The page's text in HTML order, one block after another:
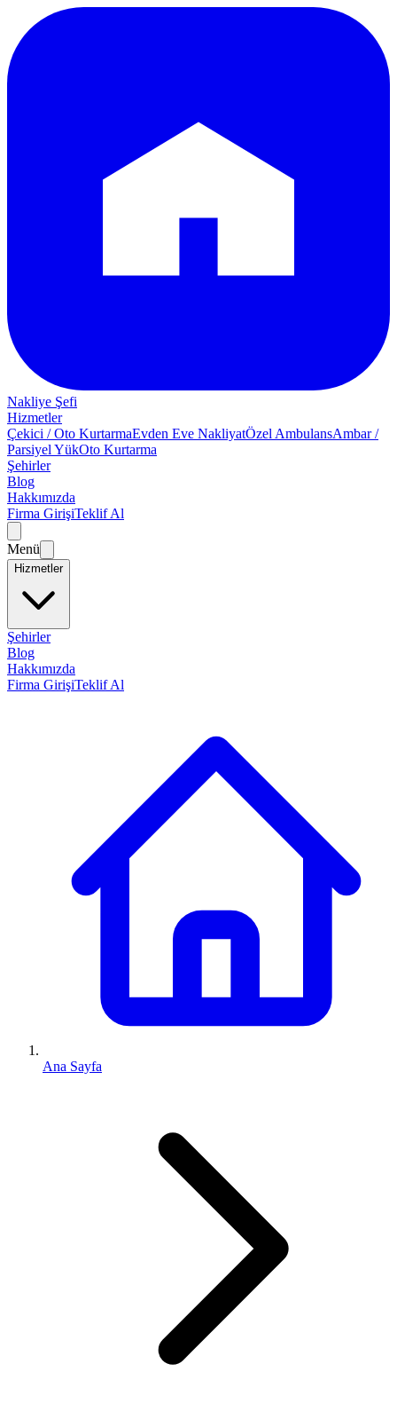
Nakliye Şefi
Hizmetler
Çekici / Oto KurtarmaEvden Eve NakliyatÖzel AmbulansAmbar /
Parsiyel YükOto Kurtarma
Şehirler
Blog
Hakkımızda
Firma GirişiTeklif Al
Menü
Hizmetler
Şehirler
Blog
Hakkımızda
Firma GirişiTeklif Al
Ana Sayfa